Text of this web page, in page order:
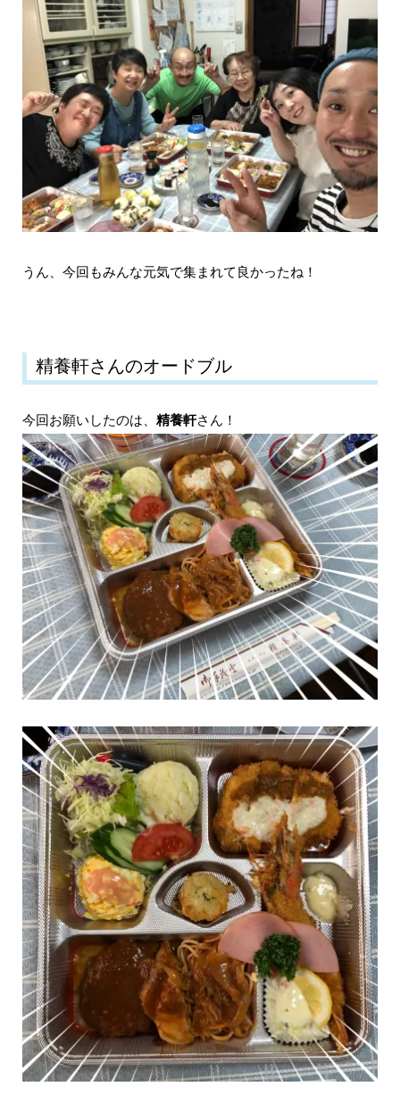
うん、今回もみんな元気で集まれて良かったね！
精養軒さんのオードブル
今回お願いしたのは、 精養軒さん！